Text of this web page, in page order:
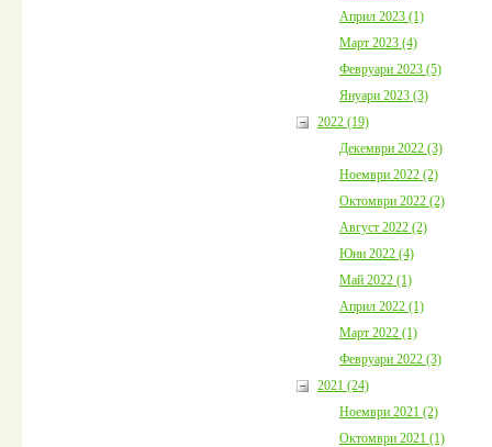
Април 2023 (1)
Март 2023 (4)
Февруари 2023 (5)
Януари 2023 (3)
2022 (19)
Декември 2022 (3)
Ноември 2022 (2)
Октомври 2022 (2)
Август 2022 (2)
Юни 2022 (4)
Май 2022 (1)
Април 2022 (1)
Март 2022 (1)
Февруари 2022 (3)
2021 (24)
Ноември 2021 (2)
Октомври 2021 (1)